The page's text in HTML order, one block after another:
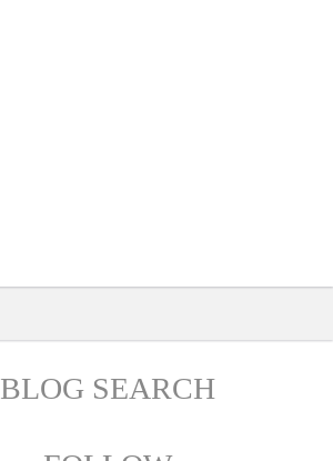
BLOG SEARCH